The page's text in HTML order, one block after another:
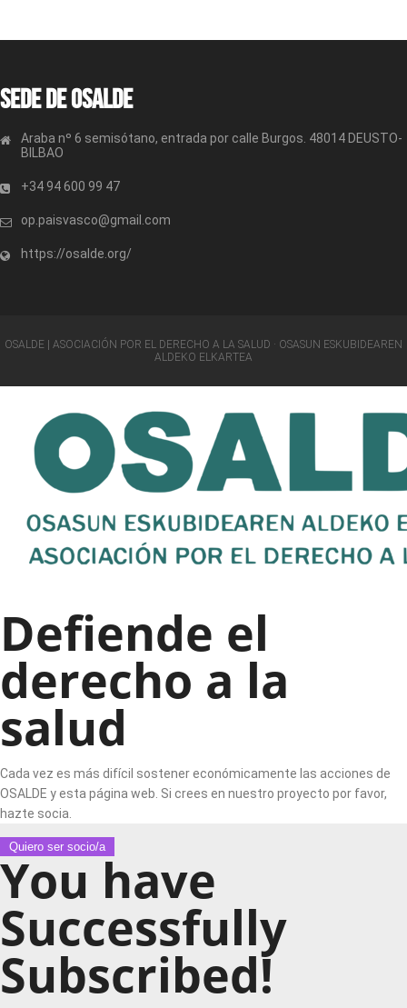
Sede de OSALDE
Araba nº 6 semisótano, entrada por calle Burgos. 48014 DEUSTO-
BILBAO
+34 94 600 99 47
op.paisvasco@gmail.com
https://osalde.org/
OSALDE | ASOCIACIÓN POR EL DERECHO A LA SALUD · OSASUN ESKUBIDEAREN
ALDEKO ELKARTEA
Defiende el
derecho a la
salud
Cada vez es más difícil sostener económicamente las acciones de
OSALDE y esta página web. Si crees en nuestro proyecto por favor,
hazte socia.
Quiero ser socio/a
You have
Successfully
Subscribed!